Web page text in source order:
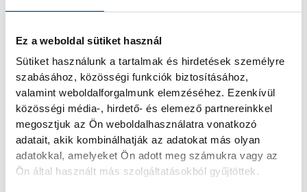
Ez a weboldal sütiket használ
Sütiket használunk a tartalmak és hirdetések személyre
szabásához, közösségi funkciók biztosításához,
valamint weboldalforgalmunk elemzéséhez. Ezenkívül
közösségi média-, hirdető- és elemező partnereinkkel
megosztjuk az Ön weboldalhasználatra vonatkozó
adatait, akik kombinálhatják az adatokat más olyan
adatokkal, amelyeket Ön adott meg számukra vagy az
Ön által használt más szolgáltatásokból gyűjtöttek.
SZERZŐ
vehir.hu